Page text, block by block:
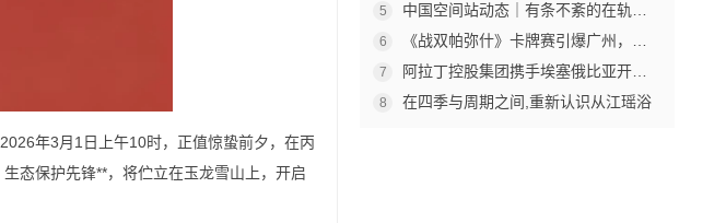
年3月1日上午10时，正值惊蛰前夕，在丙
态保护先锋**，将伫立在玉龙雪山上，开启
5 中国空间站动态｜有条不紊的在轨工作日常
6 《战双帕弥什》卡牌赛引爆广州，杰森娱乐构建原创TCG赛事生态
7 阿拉丁控股集团携手埃塞俄比亚开创中非工业农业合作新篇章
8 在四季与周期之间,重新认识从江瑶浴